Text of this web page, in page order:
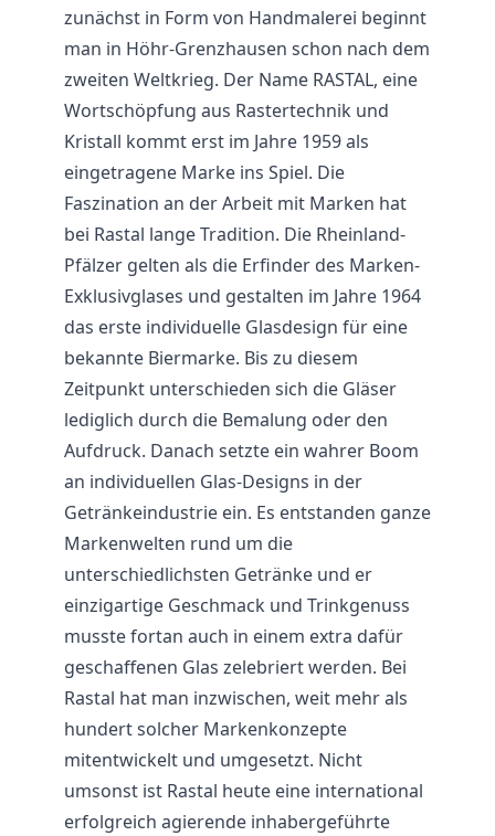
zunächst in Form von Handmalerei beginnt
man in Höhr-Grenzhausen schon nach dem
zweiten Weltkrieg. Der Name RASTAL, eine
Wortschöpfung aus Rastertechnik und
Kristall kommt erst im Jahre 1959 als
eingetragene Marke ins Spiel. Die
Faszination an der Arbeit mit Marken hat
bei Rastal lange Tradition. Die Rheinland-
Pfälzer gelten als die Erfinder des Marken-
Exklusivglases und gestalten im Jahre 1964
das erste individuelle Glasdesign für eine
bekannte Biermarke. Bis zu diesem
Zeitpunkt unterschieden sich die Gläser
lediglich durch die Bemalung oder den
Aufdruck. Danach setzte ein wahrer Boom
an individuellen Glas-Designs in der
Getränkeindustrie ein. Es entstanden ganze
Markenwelten rund um die
unterschiedlichsten Getränke und er
einzigartige Geschmack und Trinkgenuss
musste fortan auch in einem extra dafür
geschaffenen Glas zelebriert werden. Bei
Rastal hat man inzwischen, weit mehr als
hundert solcher Markenkonzepte
mitentwickelt und umgesetzt. Nicht
umsonst ist Rastal heute eine international
erfolgreich agierende inhabergeführte